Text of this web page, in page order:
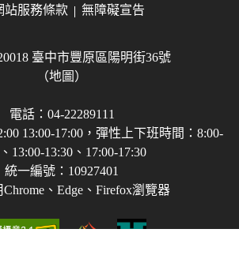
站服務條款
無障礙宣告
臺中市豐原區陽明街36號
（地圖）
電話：04-22289111
13:00-17:00，彈性上下班時間：8:00-
13:00-13:30、17:00-17:30
統一編號：10927401
、Edge、Firefox瀏覽器